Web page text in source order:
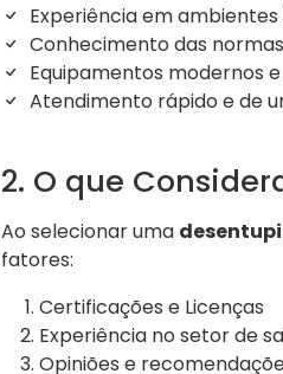
Experiência em
Conhecimento das
Equipamentos modernos
Atendimento rápido e de
2. O que
Ao selecionar uma
fatores:
Certificações e Licenças
Experiência no setor de
Opiniões e